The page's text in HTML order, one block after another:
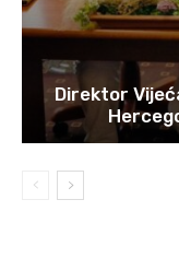
Direktor